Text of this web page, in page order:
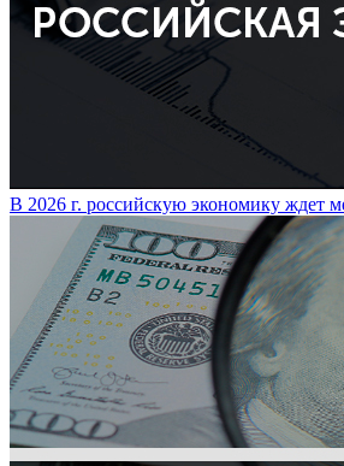
В 2026 г. российскую экономику ждет